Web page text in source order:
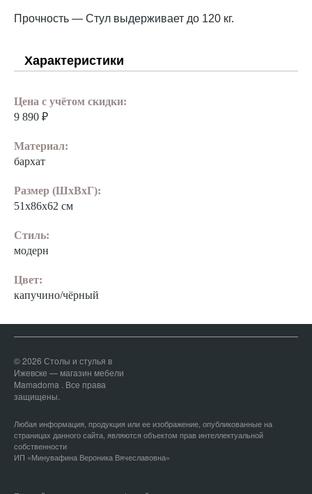
Прочность — Стул выдерживает до 120 кг.
Характеристики
Цена с учётом скидки:
9 890 ₽
Материал:
бархат
Размер (ШхВхГ):
51х86х62 см
Стиль:
модерн
Цвет:
капучино/чёрный
© 2026 Столы и стулья в
Ижевске — магазин мебели
Mamadoma . Все права
защищены.
Любая информация, продукция или ее изображение, опубликованные на
страницах данного сайта, являются объектом прав интеллектуальной
собственности
ИП «Минувафина Вероника Вячеславовна»